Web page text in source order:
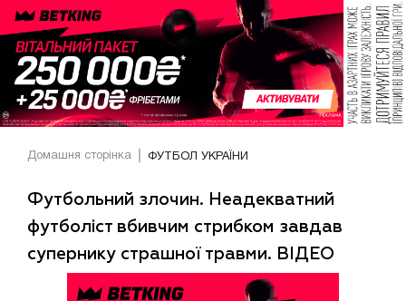
Домашня сторінка ФУТБОЛ УКРАЇНИ
Футбольний злочин. Неадекватний
футболіст вбивчим стрибком завдав
супернику страшної травми. ВІДЕО